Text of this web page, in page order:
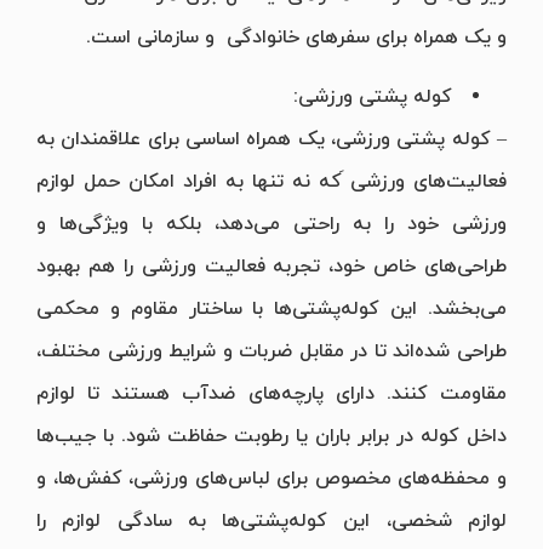
و یک همراه برای سفرهای خانوادگی و سازمانی است.
کوله پشتی ورزشی:
– کوله پشتی ورزشی، یک همراه اساسی برای علاقمندان به
فعالیت‌های ورزشی َکه نه تنها به افراد امکان حمل لوازم
ورزشی خود را به راحتی می‌دهد، بلکه با ویژگی‌ها و
طراحی‌های خاص خود، تجربه فعالیت ورزشی را هم بهبود
می‌بخشد. این کوله‌پشتی‌ها با ساختار مقاوم و محکمی
طراحی شده‌اند تا در مقابل ضربات و شرایط ورزشی مختلف،
مقاومت کنند. دارای پارچه‌های ضدآب هستند تا لوازم
داخل کوله در برابر باران یا رطوبت حفاظت شود. با جیب‌ها
و محفظه‌های مخصوص برای لباس‌های ورزشی، کفش‌ها، و
لوازم شخصی، این کوله‌پشتی‌ها به سادگی لوازم را